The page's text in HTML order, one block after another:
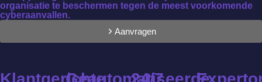
organisatie te beschermen tegen de meest voorkomende
cyberaanvallen.
Aanvragen